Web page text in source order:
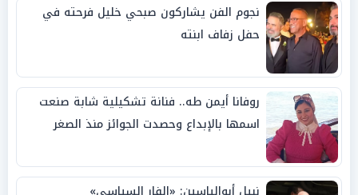
نجوم الفن يشاركون صبحي خليل فرحته في
حفل زفاف ابنته
روفانا أيمن طه.. فنانة تشكيلية شابة صنعت
اسمها بالإبداع وحصدت الجوائز منذ الصغر